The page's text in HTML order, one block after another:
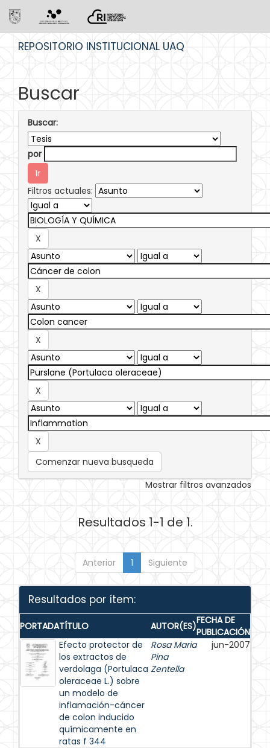
REPOSITORIO INSTITUCIONAL UAQ
Buscar
Buscar:
por
Filtros actuales:
Comenzar nueva busqueda
Mostrar filtros avanzados
Resultados 1-1 de 1.
Anterior 1 Siguiente
Resultados por ítem:
PORTADATÍTULO AUTOR(ES)FECHA DE
PUBLICACIÓN
Efecto protector de
los extractos de
verdolaga (Portulaca
oleraceae L.) sobre
un modelo de
inflamación-cáncer
de colon inducido
químicamente en
ratas f 344
Rosa Maria
Pina
Zentella
jun-2007